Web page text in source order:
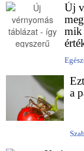
Új
mik
a